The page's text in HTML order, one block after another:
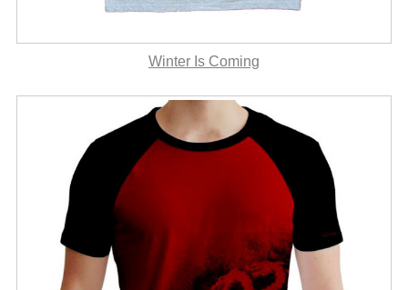
Winter Is Coming